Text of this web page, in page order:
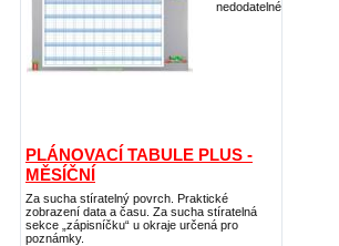
PLÁNOVACÍ TABULE PLUS -
MĚSÍČNÍ
Za sucha stíratelný povrch. Praktické
zobrazení data a času. Za sucha stíratelná
sekce „zápisníčku“ u okraje určená pro
poznámky.
nedodatelné